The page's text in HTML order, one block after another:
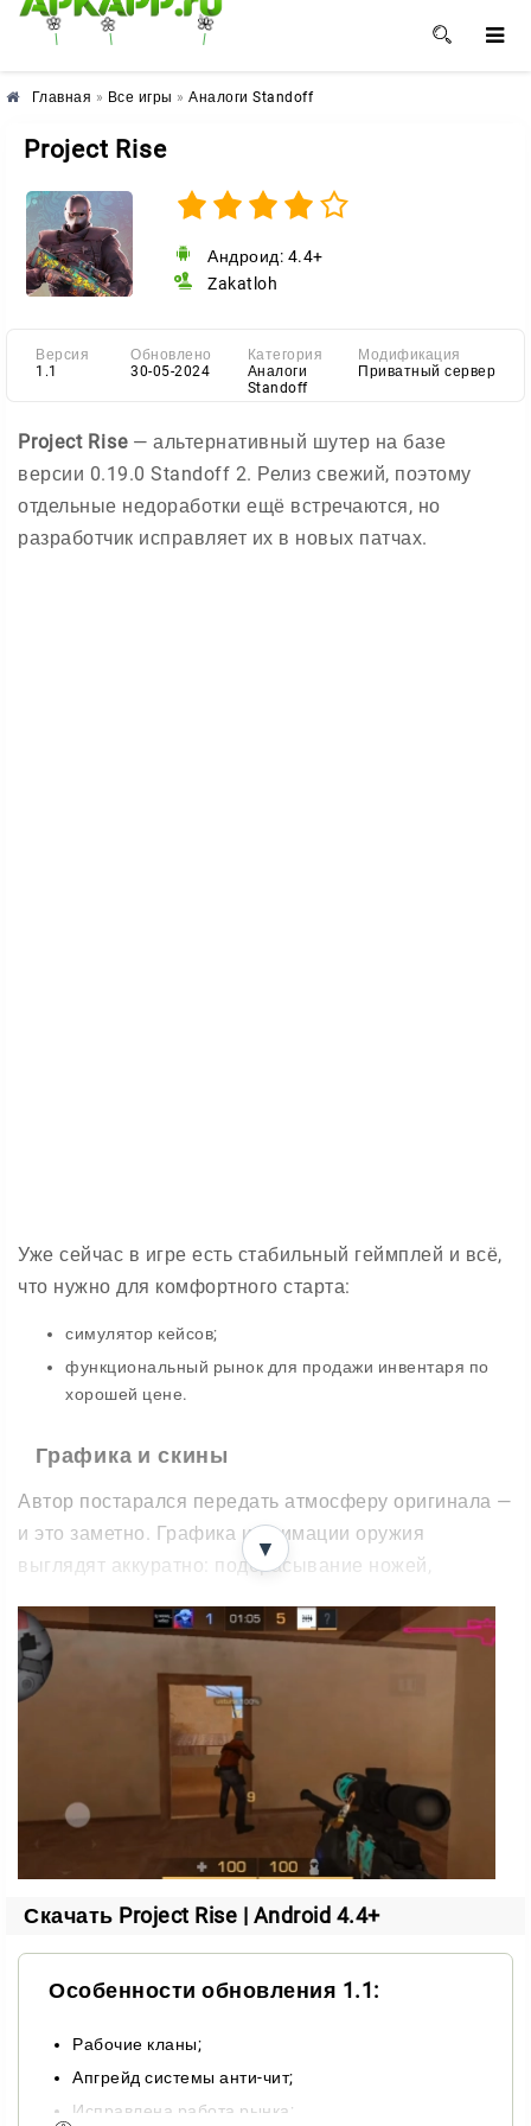
🌸 🌼 🌺
Главная » Все игры » Аналоги Standoff
Project Rise
Андроид: 4.4+
Zakatloh
Версия
1.1
Обновлено
30-05-2024
Категория
Аналоги
Standoff
Модификация
Приватный сервер
Project Rise— альтернативный шутер на базе
версии 0.19.0 Standoff 2. Релиз свежий, поэтому
отдельные недоработки ещё встречаются, но
разработчик исправляет их в новых патчах.
Уже сейчас в игре есть стабильный геймплей и всё,
что нужно для комфортного старта:
симулятор кейсов;
функциональный рынок для продажи инвентаря по
хорошей цене.
Графика и скины
Автор постарался передать атмосферу оригинала —
и это заметно. Графика и анимации оружия
выглядят аккуратно: подбрасывание ножей,
Среди дополнительных мелочей — граффити.
Исписать ими можно любые стены прямо во время
боя на карте.
Главная идея проекта — скины, и здесь они
представлены в полном объёме. Если искали
сборку с правильным балансом, без читеров и с
сохранением прогресса, Project Rise точно стоит
вашего внимания.
Free Pass и Gold Pass
Одна из ключевых фишек — два боевых пропуска:
получаете самые разные предметы для прокачки.
Основные цели завязаны на привычной механике
шутера:
▼
Скачать Project Rise | Android 4.4+
Особенности обновления 1.1:
Рабочие кланы;
Апгрейд системы анти-чит;
Исправлена работа рынка;